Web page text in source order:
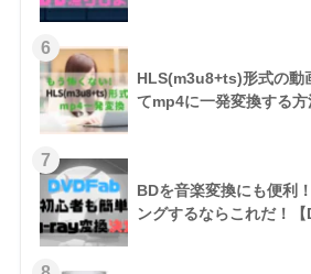
HLS(m3u8+ts)形式の動
てmp4に一発変換する方
BDを音楽変換にも便利
ングするならこれだ！【